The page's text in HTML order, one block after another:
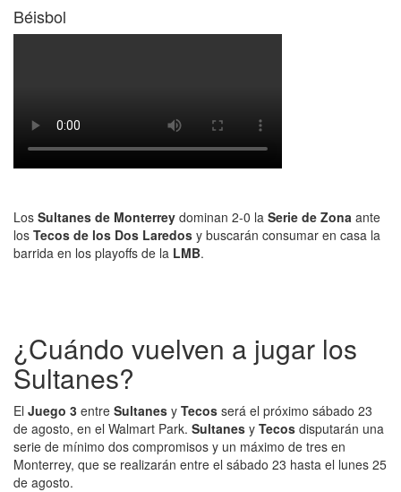
Béisbol
Los Sultanes de Monterrey dominan 2-0 la Serie de Zona ante
los Tecos de los Dos Laredos y buscarán consumar en casa la
barrida en los playoffs de la LMB.
¿Cuándo vuelven a jugar los
Sultanes?
El Juego 3 entre Sultanes y Tecos será el próximo sábado 23
de agosto, en el Walmart Park. Sultanes y Tecos disputarán una
serie de mínimo dos compromisos y un máximo de tres en
Monterrey, que se realizarán entre el sábado 23 hasta el lunes 25
de agosto.